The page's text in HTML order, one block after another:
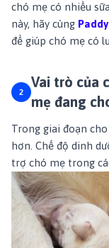
chó mẹ có nhiều
này, hãy cùng Paddy
để giúp chó mẹ có
Vai trò của
mẹ đang
Trong giai đoạn
hơn. Chế độ dinh
trợ chó mẹ trong